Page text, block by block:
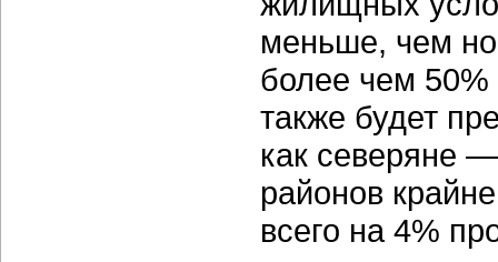
меньше, чем
более чем
также будет
как северяне
районов
всего на 4%